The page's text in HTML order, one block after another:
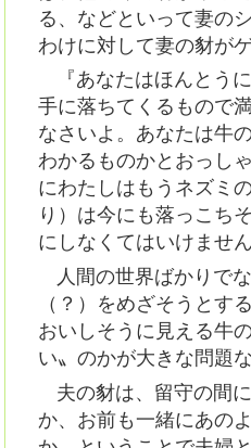
る、などといって妻の
わけに対して妻の豺が
『あなたはほんとう
手に落ちてくるもので
なさいよ。あなたは牛
わかるものかとおっし
にわたしはもうネズミ
り）は今にも落っこち
にしなくてはいけません
人間の世界ばかりで
（？）をめざそうとす
おいしそうに見える牛
い〟のかが大きな問題な
夫の豺は、留守の間
か、お前も一緒にあの